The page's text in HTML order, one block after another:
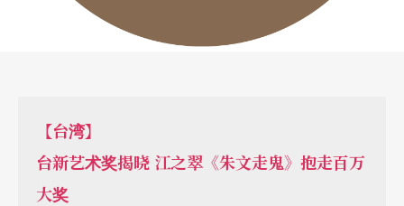
【台湾】
台新艺术奖揭晓 江之翠 《朱文走鬼》抱走百万
大奖